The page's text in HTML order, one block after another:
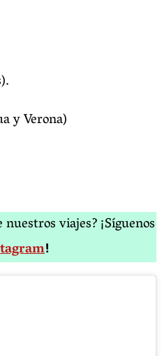
y Verona)
viajes? ¡Síguenos
!